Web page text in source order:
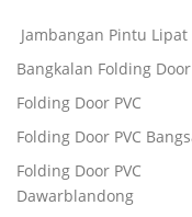
Jambangan Pintu Lipat
Bangkalan Folding Door
Folding Door PVC
Folding Door PVC
Folding Door PVC
Dawarblandong